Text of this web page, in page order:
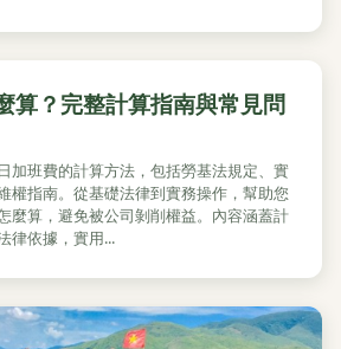
算？完整計算指南與常見問
加班費的計算方法，包括勞基法規定、實
權指南。從基礎法律到實務操作，幫助您
麼算，避免被公司剝削權益。內容涵蓋計
律依據，實用...